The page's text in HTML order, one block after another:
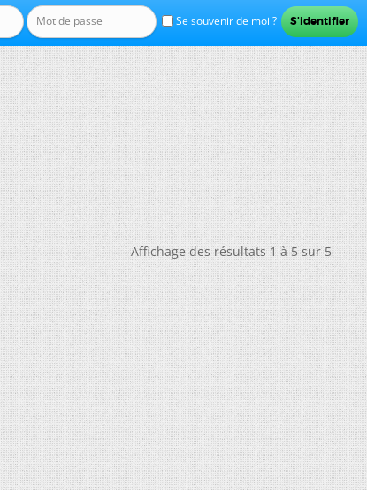
Se souvenir de moi ?
Affichage des résultats 1 à 5 sur 5